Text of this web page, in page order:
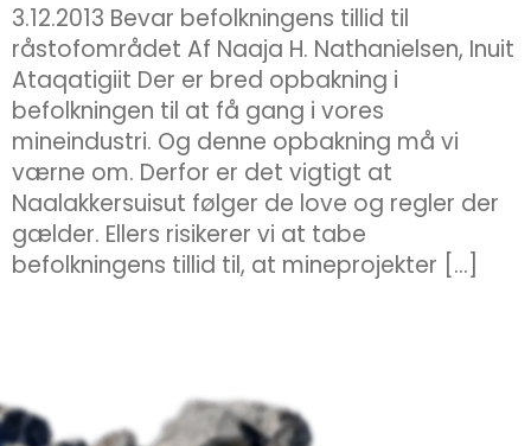
3.12.2013 Bevar befolkningens tillid til
råstofområdet Af Naaja H. Nathanielsen, Inuit
Ataqatigiit Der er bred opbakning i
befolkningen til at få gang i vores
mineindustri. Og denne opbakning må vi
værne om. Derfor er det vigtigt at
Naalakkersuisut følger de love og regler der
gælder. Ellers risikerer vi at tabe
befolkningens tillid til, at mineprojekter […]